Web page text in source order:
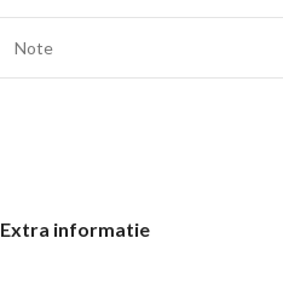
Note
Extra informatie